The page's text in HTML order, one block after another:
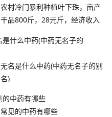
农村冷门暴利种植叶下珠，亩产
干品800斤，28元斤，经济收入
无名是什么中药(中药无名子的别
名)
常见的中药有哪些